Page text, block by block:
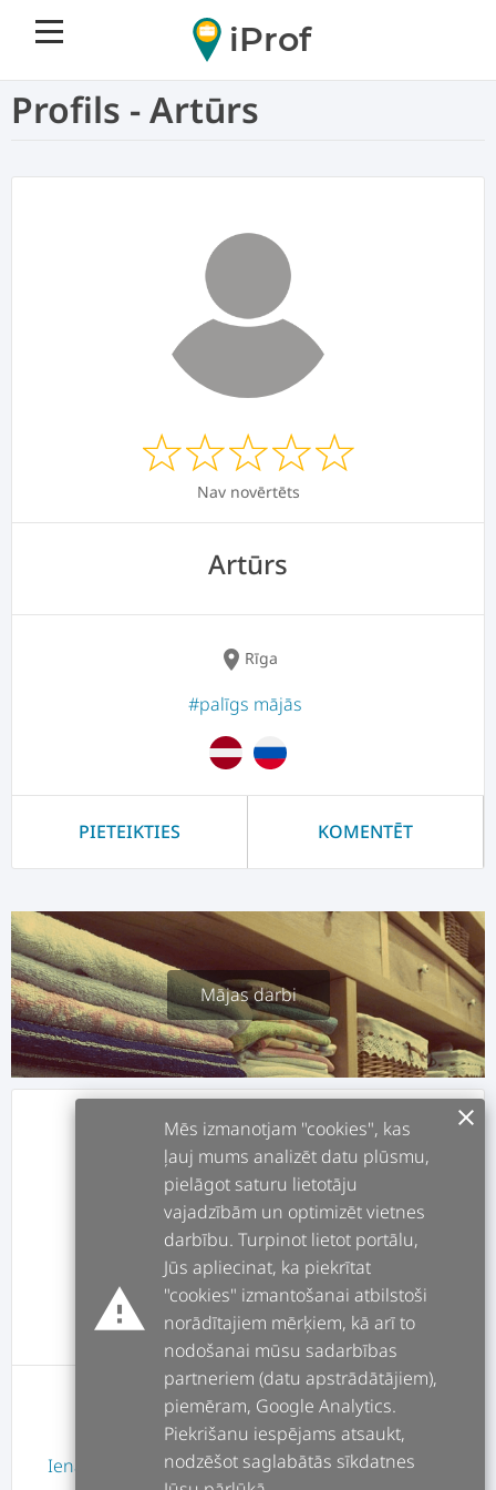
iProf
Profils - Artūrs
Nav novērtēts
Artūrs
location_on Rīga
#palīgs mājās
PIETEIKTIES KOMENTĒT
Mājas darbi
infoAPRAKSTS
assignment DARBI
forumPOSTI
messageATSAUKSMES
Lietotājam nav atsauksmes
Ienākt
Reģistrēties
warning
Mēs izmanotjam "cookies", kas
ļauj mums analizēt datu plūsmu,
pielāgot saturu lietotāju
vajadzībām un optimizēt vietnes
darbību. Turpinot lietot portālu,
Jūs apliecinat, ka piekrītat
"cookies" izmantošanai atbilstoši
norādītajiem mērķiem, kā arī to
nodošanai mūsu sadarbības
partneriem (datu apstrādātājiem),
piemēram, Google Analytics.
Piekrišanu iespējams atsaukt,
nodzēšot saglabātās sīkdatnes
clear